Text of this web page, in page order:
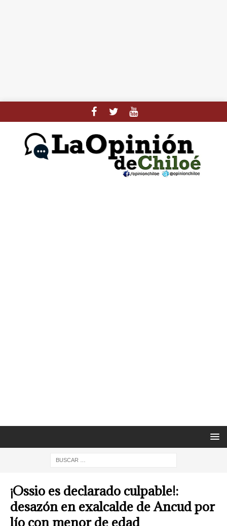
¡Ossio es declarado culpable!:
desazón en exalcalde de Ancud por
lío con menor de edad